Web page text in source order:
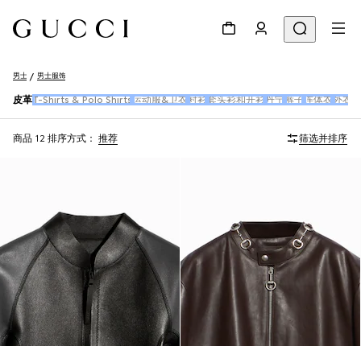
男士 男士服饰
皮革 T-Shirts & Polo Shirts 运动服&卫衣 衬衫 套头衫和开衫 丹宁 裤子 连体衣 外衣
商品 12 排序方式： 推荐 筛选并排序